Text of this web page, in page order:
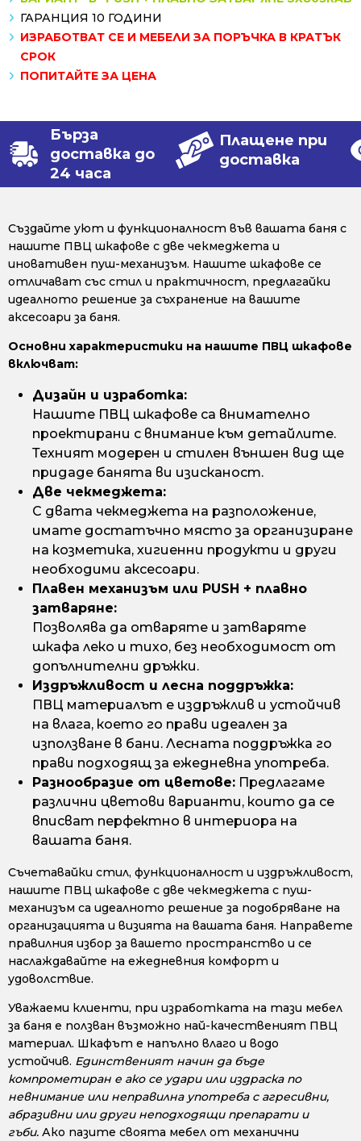
ГАРАНЦИЯ 10 ГОДИНИ
ИЗРАБОТВАТ СЕ И МЕБЕЛИ ЗА ПОРЪЧКА В КРАТЪК
СРОК
ПОПИТАЙТЕ ЗА ЦЕНА
Бърза
доставка до
24 часа
Плащене при
доставка
Създайте уют и функционалност във вашата баня с
нашите ПВЦ шкафове с две чекмеджета и
иновативен пуш-механизъм. Нашите шкафове се
отличават със стил и практичност, предлагайки
идеалното решение за съхранение на вашите
аксесоари за баня.
Основни характеристики на нашите ПВЦ шкафове
включват:
Дизайн и изработка:
Нашите ПВЦ шкафове са внимателно
проектирани с внимание към детайлите.
Техният модерен и стилен външен вид ще
придаде банята ви изисканост.
Две чекмеджета:
С двата чекмеджета на разположение,
имате достатъчно място за организиране
на козметика, хигиенни продукти и други
необходими аксесоари.
Плавен механизъм или PUSH + плавно
затваряне:
Позволява да отваряте и затваряте
шкафа леко и тихо, без необходимост от
допълнителни дръжки.
Издръжливост и лесна поддръжка:
ПВЦ материалът е издръжлив и устойчив
на влага, което го прави идеален за
използване в бани. Лесната поддръжка го
прави подходящ за ежедневна употреба.
Разнообразие от цветове: Предлагаме
различни цветови варианти, които да се
вписват перфектно в интериора на
вашата баня.
Съчетавайки стил, функционалност и издръжливост,
нашите ПВЦ шкафове с две чекмеджета с пуш-
механизъм са идеалното решение за подобряване на
организацията и визията на вашата баня. Направете
правилния избор за вашето пространство и се
наслаждавайте на ежедневния комфорт и
удоволствие.
Уважаеми клиенти, при изработката на тази мебел
за баня е ползван възможно най-качественият ПВЦ
материал. Шкафът е напълно влаго и водо
устойчив. Единственият начин да бъде
компрометиран е ако се удари или издраска по
невнимание или неправилна употреба с агресивни,
абразивни или други неподходящи препарати и
гъби. Ако пазите своята мебел от механични